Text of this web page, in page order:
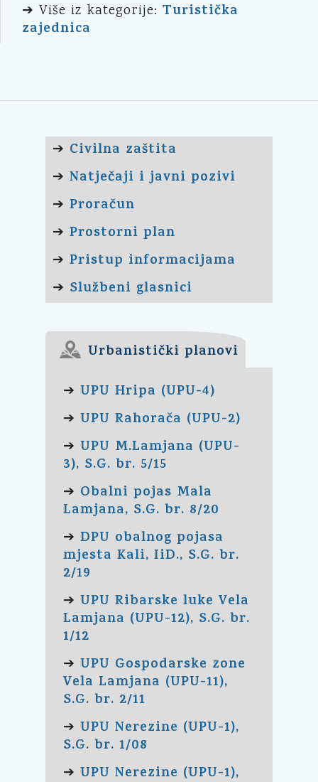
➔ Više iz kategorije: Turistička
zajednica
➔ Civilna zaštita
➔ Natječaji i javni pozivi
➔ Proračun
➔ Prostorni plan
➔ Pristup informacijama
➔ Službeni glasnici
Urbanistički planovi
➔ UPU Hripa (UPU-4)
➔ UPU Rahorača (UPU-2)
➔ UPU M.Lamjana (UPU-
3), S.G. br. 5/15
➔ Obalni pojas Mala
Lamjana, S.G. br. 8/20
➔ DPU obalnog pojasa
mjesta Kali, IiD., S.G. br.
2/19
➔ UPU Ribarske luke Vela
Lamjana (UPU-12), S.G. br.
1/12
➔ UPU Gospodarske zone
Vela Lamjana (UPU-11),
S.G. br. 2/11
➔ UPU Nerezine (UPU-1),
S.G. br. 1/08
➔ UPU Nerezine (UPU-1),